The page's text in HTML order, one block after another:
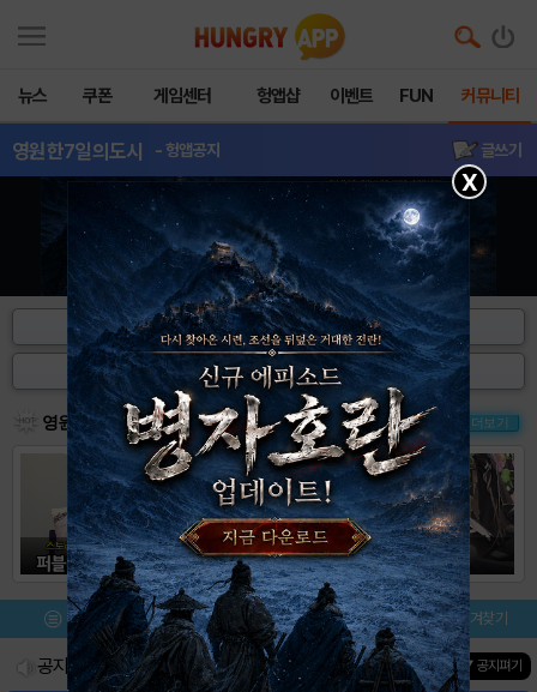
뉴스 쿠폰 게임센터 헝앱샵 이벤트 FUN 커뮤니티
영원한7일의도시 - 헝앱공지 글쓰기
캐릭터 정보 보구 정보
공략&팁 추천 공략
영원한 7일의 도시 헝그리앱 핫이슈 더보기
메뉴 이벤트/미션 설치/평가 즐겨찾기
공지사항 진행중인 이벤트0건 ▼ 공지펴기
X